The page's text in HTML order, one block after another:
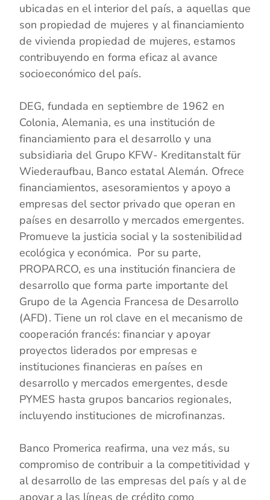
ubicadas en el interior del país, a aquellas que
son propiedad de mujeres y al financiamiento
de vivienda propiedad de mujeres, estamos
contribuyendo en forma eficaz al avance
socioeconómico del país.
DEG, fundada en septiembre de 1962 en
Colonia, Alemania, es una institución de
financiamiento para el desarrollo y una
subsidiaria del Grupo KFW- Kreditanstalt für
Wiederaufbau, Banco estatal Alemán. Ofrece
financiamientos, asesoramientos y apoyo a
empresas del sector privado que operan en
países en desarrollo y mercados emergentes.
Promueve la justicia social y la sostenibilidad
ecológica y económica. Por su parte,
PROPARCO, es una institución financiera de
desarrollo que forma parte importante del
Grupo de la Agencia Francesa de Desarrollo
(AFD). Tiene un rol clave en el mecanismo de
cooperación francés: financiar y apoyar
proyectos liderados por empresas e
instituciones financieras en países en
desarrollo y mercados emergentes, desde
PYMES hasta grupos bancarios regionales,
incluyendo instituciones de microfinanzas.
Banco Promerica reafirma, una vez más, su
compromiso de contribuir a la competitividad y
al desarrollo de las empresas del país y al de
apoyar a las líneas de crédito como